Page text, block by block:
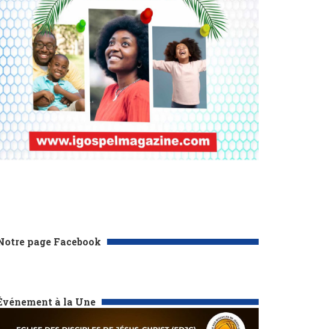
page Facebook
à la Une